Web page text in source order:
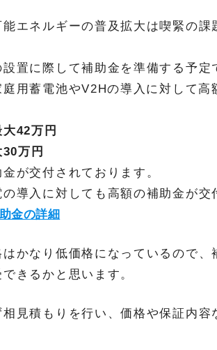
エネルギーの普及拡大は喫緊の課
置に際して補助金を準備する予定
用蓄電池やV2Hの導入に対して高
42万円
万円
が交付されております。
導入に対しても高額の補助金が交
金の詳細
かなり低価格になっているので、
きるかと思います。
見積もりを行い、価格や保証内容